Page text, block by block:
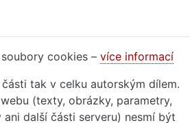
cookies – více informací
tak v celku autorským dílem.
(texty, obrázky, parametry,
další části serveru) nesmí být